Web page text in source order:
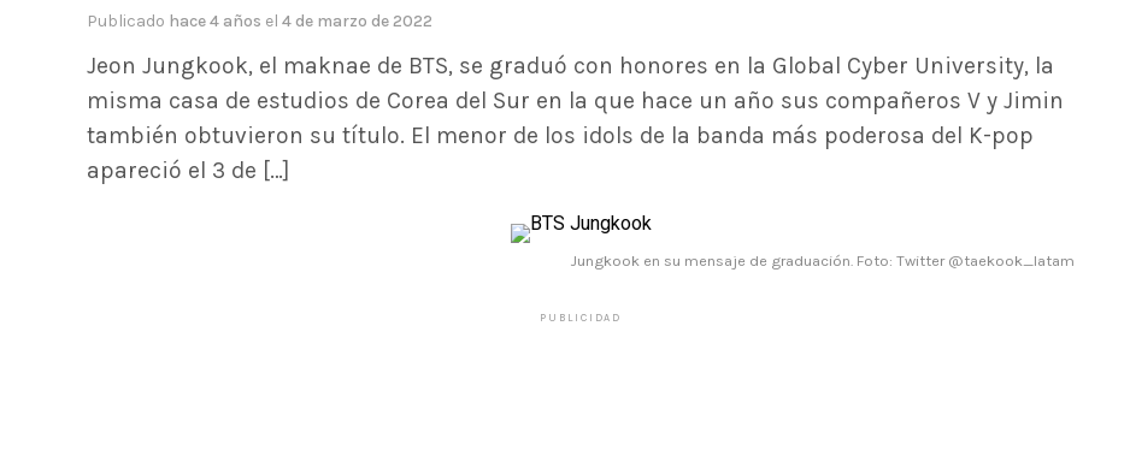
Publicado hace 4 años el 4 de marzo de 2022
Jeon Jungkook, el maknae de BTS, se graduó con honores en la Global Cyber University, la
misma casa de estudios de Corea del Sur en la que hace un año sus compañeros V y Jimin
también obtuvieron su título. El menor de los idols de la banda más poderosa del K-pop
apareció el 3 de […]
Jungkook en su mensaje de graduación. Foto: Twitter @taekook_latam
PUBLICIDAD